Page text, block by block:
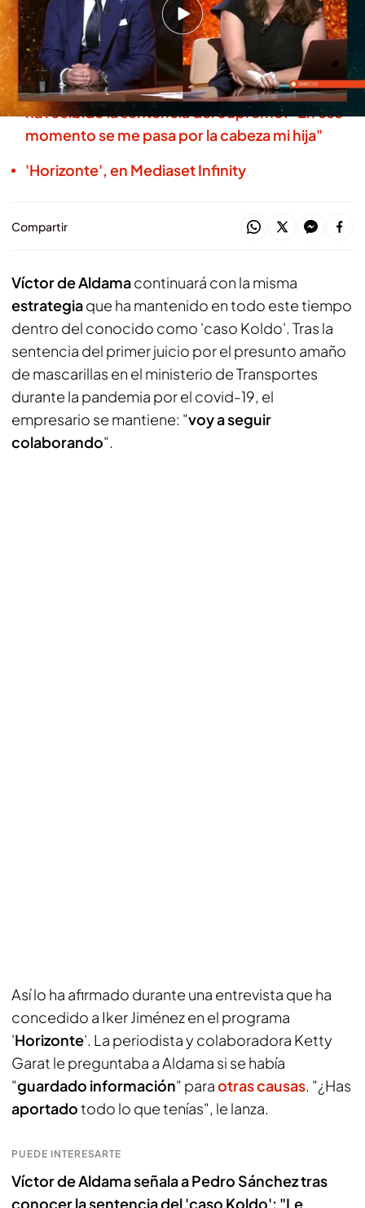
El empresario avanza en 'Horizonte' que lo que
planea contar es "mucho" y "contundente"
Víctor de Aldama, a lágrima viva al narrar cómo
ha recibido la sentencia del Supremo: "En ese
momento se me pasa por la cabeza mi hija"
'Horizonte', en Mediaset Infinity
Compartir
Víctor de Aldamacontinuará con la misma
estrategiaque ha mantenido en todo este tiempo
dentro del conocido como 'caso Koldo'. Tras la
sentencia del primer juicio por el presunto amaño
de mascarillas en el ministerio de Transportes
durante la pandemia por el covid-19, el
empresario se mantiene: "voy a seguir
colaborando".
Así lo ha afirmado durante una entrevista que ha
concedido a Iker Jiménez en el programa
'Horizonte'. La periodista y colaboradora Ketty
Garat le preguntaba a Aldama si se había
"guardado información" paraotras causas. "¿Has
aportadotodo lo que tenías", le lanza.
PUEDE INTERESARTE
Víctor de Aldama señala a Pedro Sánchez tras
conocer la sentencia del 'caso Koldo': "Le